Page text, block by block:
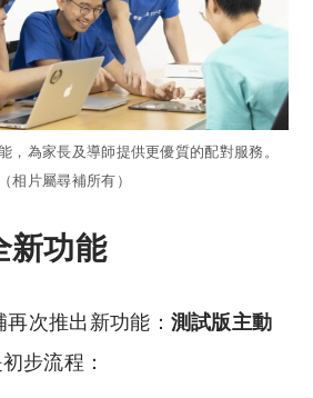
，為家長及導師提供更優質的配對服務。
（相片屬尋補所有）
新功能
次推出新功能： 測試版主動
步流程：